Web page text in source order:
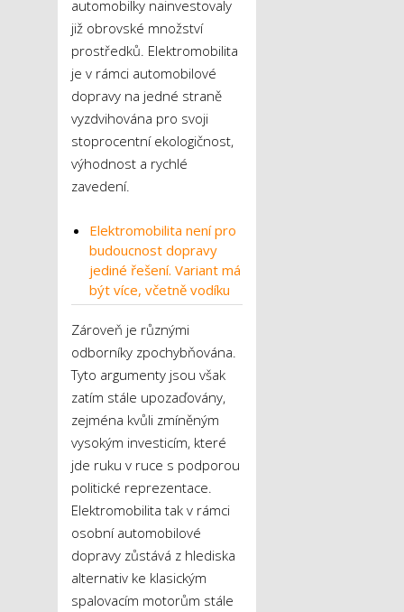
automobilky nainvestovaly
již obrovské množství
prostředků. Elektromobilita
je v rámci automobilové
dopravy na jedné straně
vyzdvihována pro svoji
stoprocentní ekologičnost,
výhodnost a rychlé
zavedení.
Elektromobilita není pro
budoucnost dopravy
jediné řešení. Variant má
být více, včetně vodíku
Zároveň je různými
odborníky zpochybňována.
Tyto argumenty jsou však
zatím stále upozaďovány,
zejména kvůli zmíněným
vysokým investicím, které
jde ruku v ruce s podporou
politické reprezentace.
Elektromobilita tak v rámci
osobní automobilové
dopravy zůstává z hlediska
alternativ ke klasickým
spalovacím motorům stále